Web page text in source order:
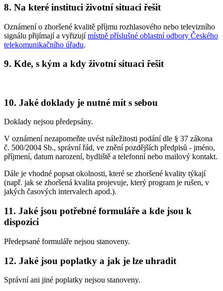
8. Na které instituci životní situaci řešit
Oznámení o zhoršené kvalitě příjmu rozhlasového nebo televizního
signálu přijímají a vyřizujímístně příslušné oblastní odbory Českého
telekomunikačního úřadu.
9. Kde, s kým a kdy životní situaci řešit
10. Jaké doklady je nutné mít s sebou
Doklady nejsou předepsány.
V oznámení nezapomeňte uvést náležitosti podání dle § 37 zákona
č. 500/2004 Sb., správní řád, ve znění pozdějších předpisů - jméno,
příjmení, datum narození, bydliště a telefonní nebo mailový kontakt.
Dále je vhodné popsat okolnosti, které se zhoršené kvality týkají
(např. jak se zhoršená kvalita projevuje, který program je rušen, v
jakých časových intervalech apod.).
11. Jaké jsou potřebné formuláře a kde jsou k
dispozici
Předepsané formuláře nejsou stanoveny.
12. Jaké jsou poplatky a jak je lze uhradit
Správní ani jiné poplatky nejsou stanoveny.